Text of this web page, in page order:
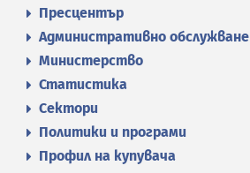
Пресцентър
Административно обслужване
Министерство
Статистика
Сектори
Политики и програми
Профил на купувача